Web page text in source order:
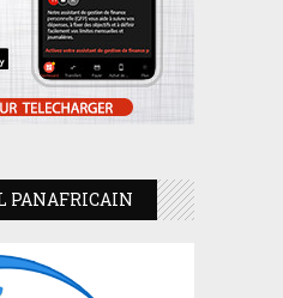
PANAFRICAIN